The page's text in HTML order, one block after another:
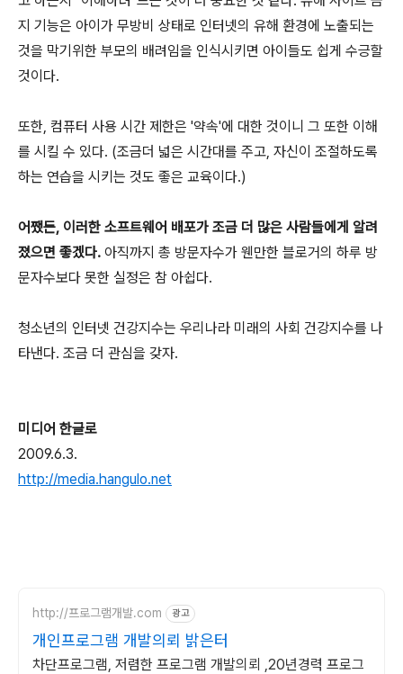
지 기능은 아이가 무방비 상태로 인터넷의 유해 환경에 노출되는
것을 막기위한 부모의 배려임을 인식시키면 아이들도 쉽게 수긍할
것이다.
또한, 컴퓨터 사용 시간 제한은 '약속'에 대한 것이니 그 또한 이해
를 시킬 수 있다. (조금더 넓은 시간대를 주고, 자신이 조절하도록
하는 연습을 시키는 것도 좋은 교육이다.)
어쨌든, 이러한 소프트웨어 배포가 조금 더 많은 사람들에게 알려
졌으면 좋겠다. 아직까지 총 방문자수가 웬만한 블로거의 하루 방
문자수보다 못한 실정은 참 아쉽다.
청소년의 인터넷 건강지수는 우리나라 미래의 사회 건강지수를 나
타낸다. 조금 더 관심을 갖자.
미디어 한글로
2009.6.3.
http://media.hangulo.net
http://프로그램개발.com 광고
개인프로그램 개발의뢰 밝은터
차단프로그램, 저렴한 프로그램 개발의뢰 ,20년경력 프로그